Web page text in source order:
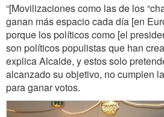
“[Movilizaciones como las de los
ganan más espacio cada día [en
porque los políticos como [el
son políticos populistas que han
explica Alcaide, y estos solo
alcanzado su objetivo, no cumplen
para ganar votos.